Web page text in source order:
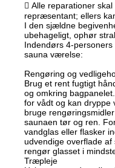
 Alle reparationer
repræsentant; ellers
I den sjældne
ubehageligt, ophør
Indendørs 4-
sauna værelse:
Rengøring og
Brug et rent fugtigt
og omkring
for vådt og kan dryppe
bruge
saunaen tør og ren.
vandglas eller flasker
udvendige overflade
rengør glasset i
Træpleje